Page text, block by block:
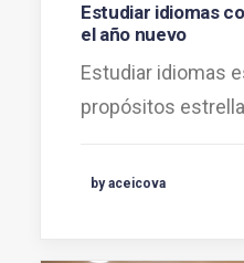
Estudiar idiomas
el año nuevo
Estudiar idiomas
propósitos
by aceicova